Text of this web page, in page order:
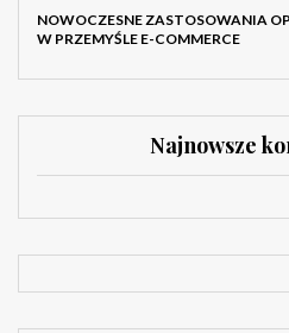
NOWOCZESNE ZASTOSOWANIA
W PRZEMYŚLE E-COMMERCE
Najnowsze